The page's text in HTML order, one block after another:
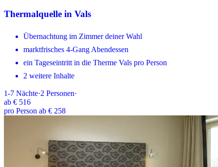
Thermalquelle in Vals
Übernachtung im Zimmer deiner Wahl
marktfrisches 4-Gang Abendessen
ein Tageseintritt in die Therme Vals pro Person
2 weitere Inhalte
1-7 Nächte·2 Personen·
ab € 516
pro Person ab € 258